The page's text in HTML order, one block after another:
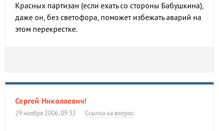
Красных партизан (если ехать со стороны Бабушкина),
даже он, без светофора, поможет избежать аварий на
этом перекрестке.
Сергей Николаевич!
29 ноября 2006, 09:32 Ссылка на вопрос